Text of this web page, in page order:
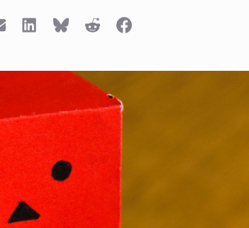
LinkedInBlueskyReddit Facebook